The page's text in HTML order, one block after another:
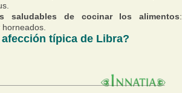
saludables de cocinar los alimentos:
típica de Libra?